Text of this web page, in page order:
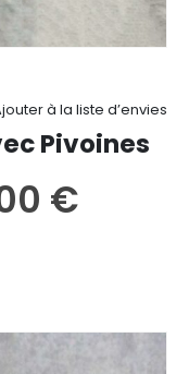
à la liste d’envies
,Fête des Mères,
Pivoines
€